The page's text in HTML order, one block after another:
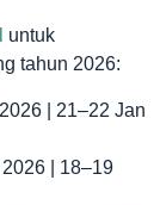
untuk
tahun 2026:
| 21–22 Jan
| 18–19